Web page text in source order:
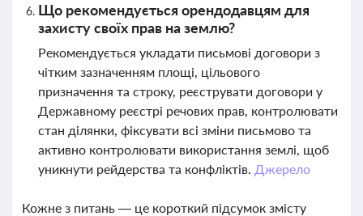
Що рекомендується орендодавцям для
захисту своїх прав на землю?
Рекомендується укладати письмові договори з
чітким зазначенням площі, цільового
призначення та строку, реєструвати договори у
Державному реєстрі речових прав, контролювати
стан ділянки, фіксувати всі зміни письмово та
активно контролювати використання землі, щоб
уникнути рейдерства та конфліктів. Джерело
Кожне з питань — це короткий підсумок змісту